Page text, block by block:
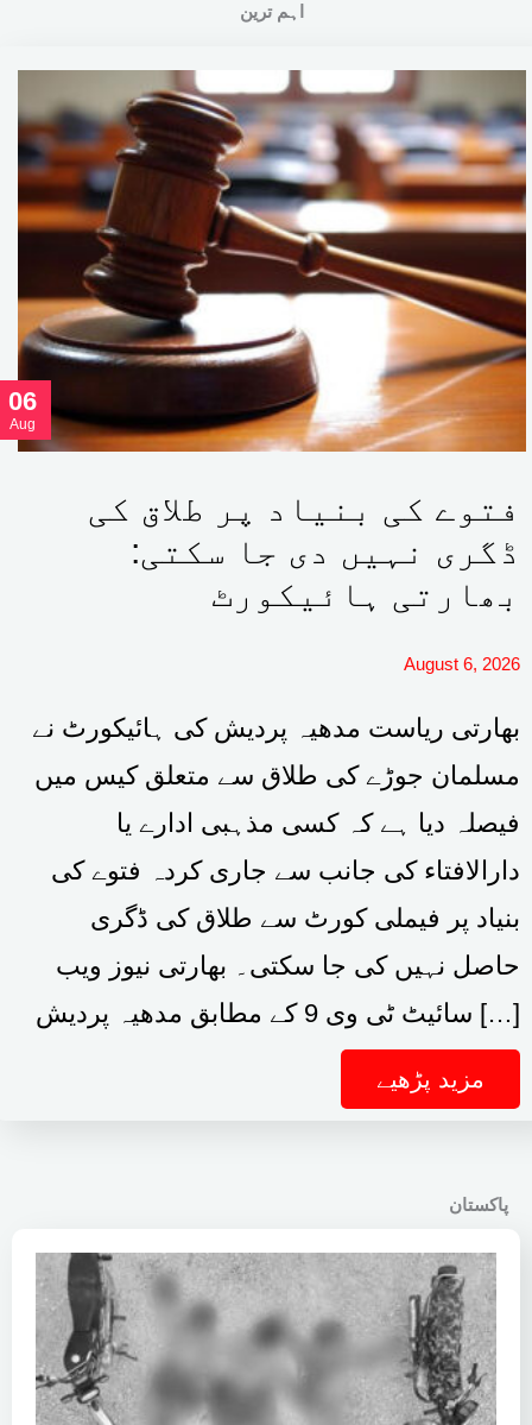
اہم ترین
06
Aug
فتوے کی بنیاد پر طلاق کی
ڈگری نہیں دی جا سکتی:
بھارتی ہائیکورٹ
August 6, 2026
بھارتی ریاست مدھیہ پردیش کی ہائیکورٹ نے
مسلمان جوڑے کی طلاق سے متعلق کیس میں
فیصلہ دیا ہے کہ کسی مذہبی ادارے یا
دارالافتاء کی جانب سے جاری کردہ فتوے کی
بنیاد پر فیملی کورٹ سے طلاق کی ڈگری
حاصل نہیں کی جا سکتی۔ بھارتی نیوز ویب
سائیٹ ٹی وی 9 کے مطابق مدھیہ پردیش […]
مزید پڑھیے
پاکستان